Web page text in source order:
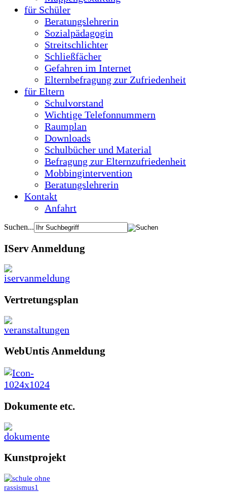
für Schüler
Beratungslehrerin
Sozialpädagogin
Streitschlichter
Schließfächer
Gefahren im Internet
Elternbefragung zur Zufriedenheit
für Eltern
Schulvorstand
Wichtige Telefonnummern
Raumplan
Downloads
Schulbücher und Material
Befragung zur Elternzufriedenheit
Mobbingintervention
Beratungslehrerin
Kontakt
Anfahrt
Suchen...
IServ Anmeldung
Vertretungsplan
WebUntis Anmeldung
Dokumente etc.
Kunstprojekt